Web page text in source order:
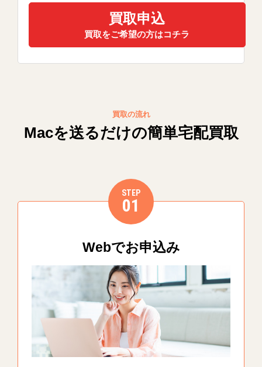
買取申込
買取をご希望の方はコチラ
買取の流れ
Macを送るだけの簡単宅配買取
STEP
01
Webでお申込み